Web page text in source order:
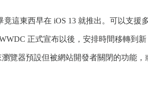
竟這東西早在 iOS 13 就推出。可以支援
正式宣布以後，安排時間移轉到新
覽器預設但被網站開發者關閉的功能